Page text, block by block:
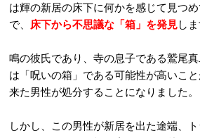
は輝の新居の床下に何かを感じて見つ
で、
床下から不思議な「箱」を発見しま
鳴の彼氏であり、寺の息子である鷲尾
は「呪いの箱」である可能性が高いこ
来た男性が処分することになりました。
しかし、この男性が新居を出た途端、